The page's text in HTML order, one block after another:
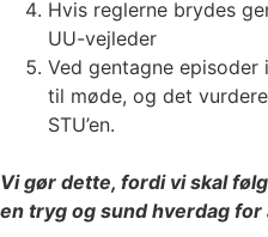
Hvis reglerne brydes
UU-vejleder
Ved gentagne
til møde, og det
STU’en.
Vi gør dette, fordi vi skal
en tryg og sund hverdag for